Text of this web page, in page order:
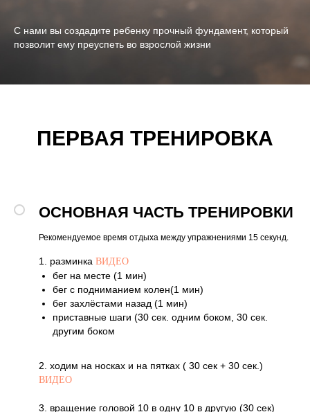
С нами вы создадите ребенку прочный фундамент, который
позволит ему преуспеть во взрослой жизни
ПЕРВАЯ ТРЕНИРОВКА
ОСНОВНАЯ ЧАСТЬ ТРЕНИРОВКИ
Рекомендуемое время отдыха между упражнениями 15 секунд.
1. разминка ВИДЕО
бег на месте (1 мин)
бег с подниманием колен(1 мин)
бег захлёстами назад (1 мин)
приставные шаги (30 сек. одним боком, 30 сек.
другим боком
2. ходим на носках и на пятках ( 30 сек + 30 сек.)
ВИДЕО
3. вращение головой 10 в одну 10 в другую (30 сек)